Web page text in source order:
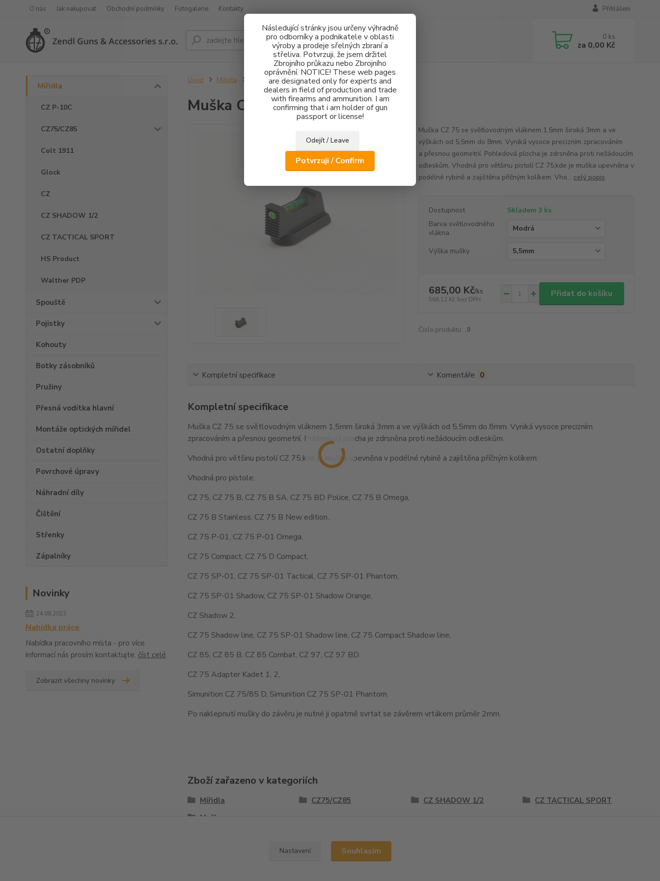
Následující stránky jsou určeny výhradně
pro odborníky a podnikatele v oblasti
výroby a prodeje sřelných zbraní a
střeliva. Potvrzuji, že jsem držitel
Zbrojního průkazu nebo Zbrojního
oprávnění. NOTICE! These web pages
are designated only for experts and
dealers in field of production and trade
with firearms and ammunition. I am
confirming that i am holder of gun
passport or license!
Odejít / Leave
Potvrzuji / Confirm
O nás Jak nakupovat Obchodní podmínky Fotogalerie Kontakty Přihlášení
Hledat 0 ks
za 0,00 Kč
Mířidla
CZ P-10C
CZ75/CZ85
Colt 1911
Glock
CZ
CZ SHADOW 1/2
CZ TACTICAL SPORT
HS Product
Walther PDP
Spouště
Pojistky
Kohouty
Botky zásobníků
Pružiny
Přesná vodítka hlavní
Montáže optických mířidel
Ostatní doplňky
Povrchové úpravy
Náhradní díly
Čištění
Střenky
Zápalníky
Novinky
24.08.2023
Nabídka práce
Nabídka pracovního místa - pro více
informací nás prosím kontaktujte. číst celé
Zobrazit všechny novinky
Úvod Mířidla Muška CZ 75 FO 1,5mm - 3mm
Muška CZ 75 FO 1,5mm - 3mm
Muška CZ 75 se světlovodným vláknem 1,5mm široká 3mm a ve
výškách od 5,5mm do 8mm. Vyniká vysoce precizním zpracováním
a přesnou geometrií. Pohledová plocha je zdrsněna proti nežádoucím
odleskům. Vhodná pro většinu pistolí CZ 75,kde je muška upevněna v
podélné rybině a zajištěna příčným kolíkem. Vho... celý popis
Dostupnost
Skladem 3 ks
Barva světlovodného
vlákna
Výška mušky
685,00 Kč/ks
566,12 Kč bez DPH
Přidat do košíku
Číslo produktu: .9
Kompletní specifikace Komentáře 0
Kompletní specifikace
Muška CZ 75 se světlovodným vláknem 1,5mm široká 3mm a ve výškách od 5,5mm do 8mm. Vyniká vysoce precizním
zpracováním a přesnou geometrií. Pohledová plocha je zdrsněna proti nežádoucím odleskům.
Vhodná pro většinu pistolí CZ 75,kde je muška upevněna v podélné rybině a zajištěna příčným kolíkem.
Vhodná pro pistole:
CZ 75, CZ 75 B, CZ 75 B SA, CZ 75 BD Police, CZ 75 B Omega,
CZ 75 B Stainless, CZ 75 B New edition,
CZ 75 P-01, CZ 75 P-01 Omega,
CZ 75 Compact, CZ 75 D Compact,
CZ 75 SP-01, CZ 75 SP-01 Tactical, CZ 75 SP-01 Phantom,
CZ 75 SP-01 Shadow, CZ 75 SP-01 Shadow Orange,
CZ Shadow 2,
CZ 75 Shadow line, CZ 75 SP-01 Shadow line, CZ 75 Compact Shadow line,
CZ 85, CZ 85 B, CZ 85 Combat, CZ 97, CZ 97 BD.
CZ 75 Adapter Kadet 1, 2,
Simunition CZ 75/85 D, Simunition CZ 75 SP-01 Phantom.
Po naklepnutí mušky do závěru je nutné ji opatrně svrtat se závěrem vrtákem průměr 2mm.
Zboží zařazeno v kategoriích
Mířidla CZ75/CZ85 CZ SHADOW 1/2
CZ TACTICAL SPORT
Mušky
Nastavení Souhlasím